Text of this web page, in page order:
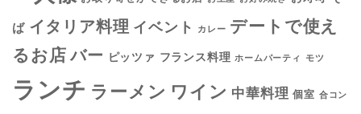
ば イタリア料理 イベント カレー デートで使え
るお店 バー ピッツァ フランス料理 ホームパーティ モツ
ランチ ラーメン ワイン 中華料理 個室 合コン